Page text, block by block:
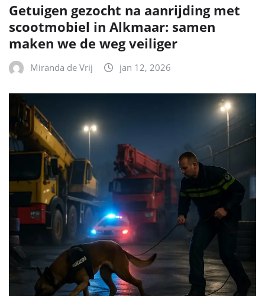
Getuigen gezocht na aanrijding met
scootmobiel in Alkmaar: samen
maken we de weg veiliger
Miranda de Vrij jan 12, 2026